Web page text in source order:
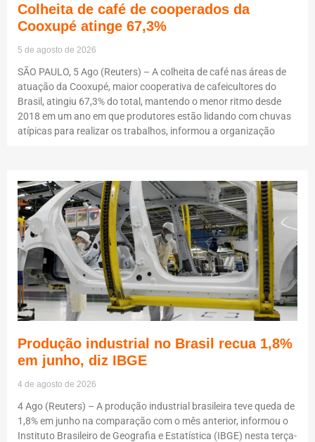
Colheita de café de cooperados da
Cooxupé atinge 67,3%
5 de agosto de 2026
SÃO PAULO, 5 Ago (Reuters) – A colheita de café nas áreas de
atuação da Cooxupé, maior cooperativa de cafeicultores do
Brasil, atingiu 67,3% do total, mantendo o menor ritmo desde
2018 em um ano em que produtores estão lidando com chuvas
atípicas para realizar os trabalhos, informou a organização
Produção industrial no Brasil recua 1,8%
em junho, diz IBGE
4 de agosto de 2026
4 Ago (Reuters) – A produção industrial brasileira teve queda de
1,8% em junho na comparação com o mês anterior, informou o
Instituto Brasileiro de Geografia e Estatística (IBGE) nesta terça-